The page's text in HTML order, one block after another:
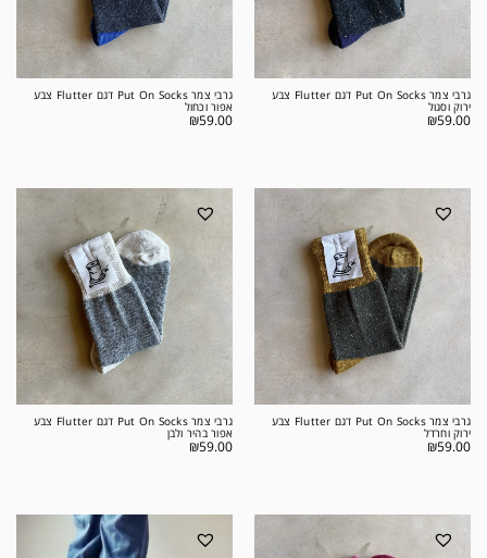
גרבי צמר Put On Socks דגם Flutter צבע
ירוק וסגול
₪59.00
גרבי צמר Put On Socks דגם Flutter צבע
אפור וכחול
₪59.00
גרבי צמר Put On Socks דגם Flutter צבע
ירוק וחרדל
₪59.00
גרבי צמר Put On Socks דגם Flutter צבע
אפור בהיר ולבן
₪59.00